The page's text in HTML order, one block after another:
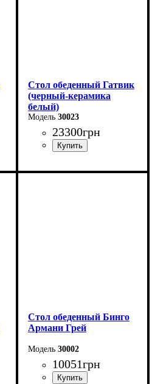
Стол обеденный Гатвик
(черный-керамика
белый)
30023
23300грн
Длина: 130 (+60) см
Стол обеденный Бинго
Армани Грей
30002
10051грн